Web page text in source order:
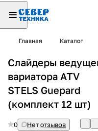
Главная Каталог
Слайдеры
вариатора ATV
STELS Guepard
(комплект 12 шт)
0 Нет отзывов